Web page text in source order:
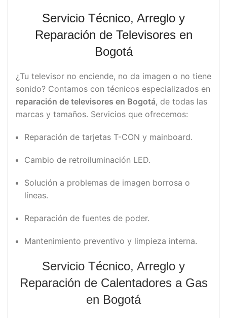
Servicio Técnico, Arreglo y
Reparación de Televisores en
Bogotá
¿Tu televisor no enciende, no da imagen o no tiene
sonido? Contamos con técnicos especializados en
reparación de televisores en Bogotá, de todas las
marcas y tamaños. Servicios que ofrecemos:
Reparación de tarjetas T-CON y mainboard.
Cambio de retroiluminación LED.
Solución a problemas de imagen borrosa o
líneas.
Reparación de fuentes de poder.
Mantenimiento preventivo y limpieza interna.
Servicio Técnico, Arreglo y
Reparación de Calentadores a Gas
en Bogotá